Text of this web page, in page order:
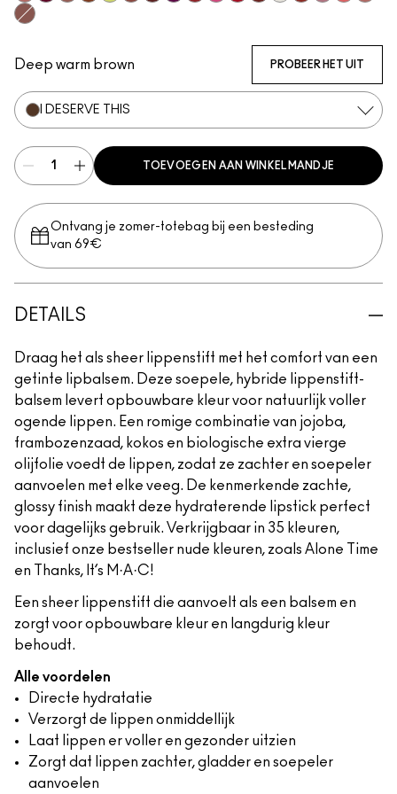
Well, Well, Well…
It's Yours
Deep warm brown PROBEER HET UIT
I DESERVE THIS
TOEVOEGEN AAN WINKELMANDJE
Ontvang je zomer-totebag bij een besteding
van 69€
DETAILS
Draag het als sheer lippenstift met het comfort van een
getinte lipbalsem. Deze soepele, hybride lippenstift-
balsem levert opbouwbare kleur voor natuurlijk voller
ogende lippen. Een romige combinatie van jojoba,
frambozenzaad, kokos en biologische extra vierge
olijfolie voedt de lippen, zodat ze zachter en soepeler
aanvoelen met elke veeg. De kenmerkende zachte,
glossy finish maakt deze hydraterende lipstick perfect
voor dagelijks gebruik. Verkrijgbaar in 35 kleuren,
inclusief onze bestseller nude kleuren, zoals Alone Time
en Thanks, It’s M·A·C!
Een sheer lippenstift die aanvoelt als een balsem en
zorgt voor opbouwbare kleur en langdurig kleur
behoudt.
Alle voordelen
Directe hydratatie
Verzorgt de lippen onmiddellijk
Laat lippen er voller en gezonder uitzien
Zorgt dat lippen zachter, gladder en soepeler
aanvoelen